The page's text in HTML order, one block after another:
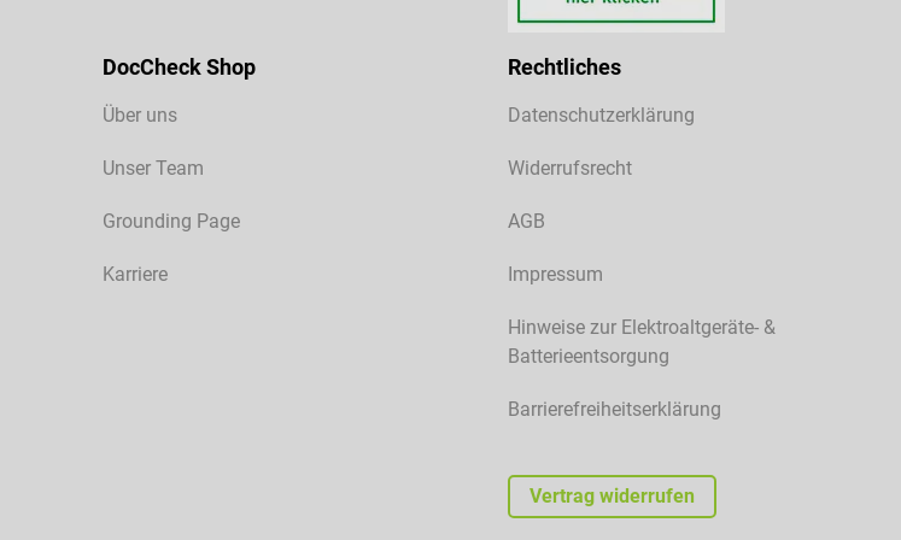
DocCheck Shop
Über uns
Unser Team
Grounding Page
Karriere
Rechtliches
Datenschutzerklärung
Widerrufsrecht
AGB
Impressum
Hinweise zur Elektroaltgeräte- &
Batterieentsorgung
Barrierefreiheitserklärung
Vertrag widerrufen